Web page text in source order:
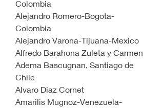
Colombia
Alejandro Romero-Bogota-
Colombia
Alejandro Varona-Tijuana-Mexico
Alfredo Barahona Zuleta y Carmen
Adema Bascugnan, Santiago de
Chile
Alvaro Diaz Cornet
Amarilis Mugnoz-Venezuela-